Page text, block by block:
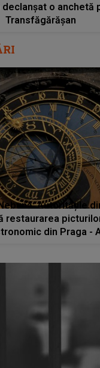
declanșat o anchetă
Transfăgărășan
Autoritățile
restaurarea
din Praga -